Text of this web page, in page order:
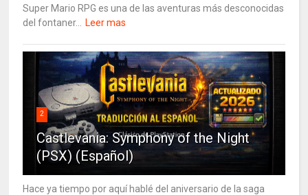
Super Mario RPG es una de las aventuras más desconocidas
del fontaner...
Leer mas
2
Castlevania: Symphony of the Night
(PSX) (Español)
Hace ya tiempo por aquí hablé del aniversario de la saga